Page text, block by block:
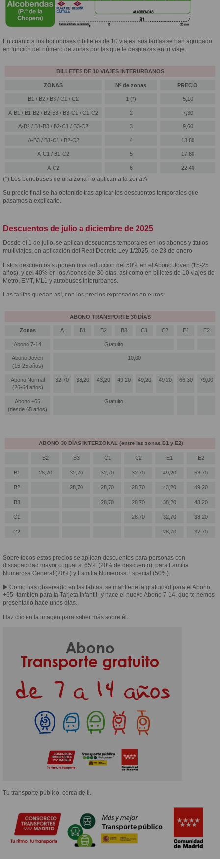
En cuanto a los bonobuses o billetes de 10 viajes, sus tarifas se han agrupado
en función del número de zonas por las que te desplazas en tu viaje.
BILLETES DE 10 VIAJES INTERURBANOS
ZONAS Nº de zonas PRECIO
B1 / B2 / B3 / C1 / C2 1 (*) 5,10
A-B1 / B1-B2 / B2-B3 / B3-C1 / C1-C2 2 7,30
A-B2 / B1-B3 / B2-C1 / B3-C2 3 9,60
A-B3 / B1-C1 / B2-C2 4 13,80
A-C1 / B1-C2 5 17,80
A-C2 6 22,40
(*) Los bonobuses de una zona no aplican a la zona A
Su precio final se ha obtenido tras aplicar los descuentos temporales que
pasamos a explicarte.
Descuentos de julio a diciembre de 2025
Desde el 1 de julio, se aplican descuentos temporales en los abonos y títulos
multiviajes, en aplicación del Real Decreto Ley 1/2025, de 28 de enero.
Estos descuentos suponen una reducción del 50% en el Abono Joven (15-25
años), y del 40% en los Abonos de 30 días, así como en billetes de 10 viajes de
Metro, EMT, ML1 y autobuses interurbanos.
Las tarifas quedan así, con los precios expresados en euros:
ABONO TRANSPORTE 30 DÍAS
Zonas A B1 B2 B3 C1 C2 E1 E2
Abono 7-14 Gratuito
Abono Joven
(15-25 años)
10,00
Abono Normal
(26-64 años)
32,70 38,20 43,20 49,20 49,20 49,20 66,30 79,00
Abono +65
(desde 65 años)
Gratuito
ABONO 30 DÍAS INTERZONAL (entre las zonas B1 y E2)
B2 B3 C1 C2 E1 E2
B1 28,70 32,70 32,70 32,70 49,20 53,70
B2 28,70 28,70 28,70 43,20 49,20
B3 28,70 28,70 38,20 43,20
C1 28,70 32,70 38,20
C2 28,70 32,70
Sobre todos estos precios se aplican descuentos para personas con
discapacidad mayor o igual al 65% (20% de descuento), para Familia
Numerosa General (20%) y Familia Numerosa Especial (50%).
▶️ Como has observado en las tablas, se mantiene la gratuidad para el Abono
+65 -también para la Tarjeta Infantil- y nace el nuevo Abono 7-14, que te hemos
presentado hace unos días.
Haz clic en la imagen para saber más sobre él.
Tu transporte público, cerca de ti.